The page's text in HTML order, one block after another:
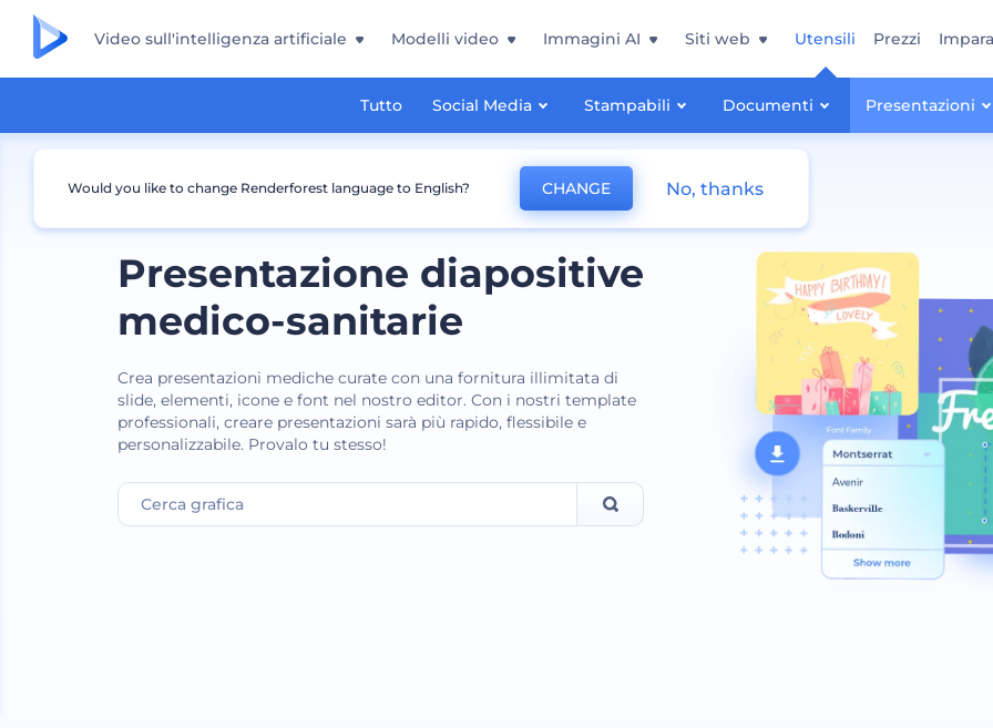
Video sull'intelligenza artificiale Modelli video Immagini AI Siti web Utensili
Tutto Social Media Stampabili Documenti Presentazioni
Prezzi
Presentazione diapositive
medico-sanitarie
Crea presentazioni mediche curate con una fornitura illimitata di
slide, elementi, icone e font nel nostro editor. Con i nostri template
professionali, creare presentazioni sarà più rapido, flessibile e
personalizzabile. Provalo tu stesso!
Would you like to change Renderforest language to English? CHANGE No, thanks